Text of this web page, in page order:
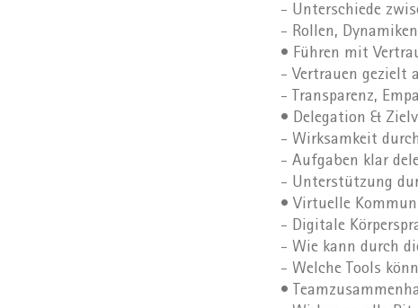
- Unterschiede
- Rollen,
• Führen mit
- Vertrauen gezielt
- Transparenz,
• Delegation &
- Wirksamkeit
- Aufgaben klar
- Unterstützung
• Virtuelle
- Digitale
- Wie kann durch
- Welche Tools
•